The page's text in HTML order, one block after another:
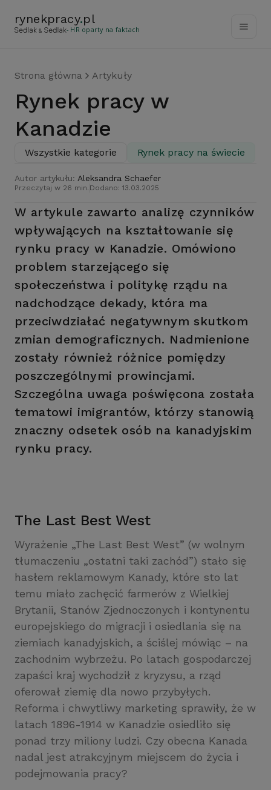
rynekpracy.pl
- HR oparty na faktach
Strona główna Artykuły
Rynek pracy w
Kanadzie
Wszystkie kategorie Rynek pracy na świecie
Autor artykułu: Aleksandra Schaefer
Przeczytaj w 26 min. Dodano: 13.03.2025
W artykule zawarto analizę czynników
wpływających na kształtowanie się
rynku pracy w Kanadzie. Omówiono
problem starzejącego się
społeczeństwa i politykę rządu na
nadchodzące dekady, która ma
przeciwdziałać negatywnym skutkom
zmian demograficznych. Nadmienione
zostały również różnice pomiędzy
poszczególnymi prowincjami.
Szczególna uwaga poświęcona została
tematowi imigrantów, którzy stanowią
znaczny odsetek osób na kanadyjskim
rynku pracy.
The Last Best West
Wyrażenie „The Last Best West” (w wolnym
tłumaczeniu „ostatni taki zachód”) stało się
hasłem reklamowym Kanady, które sto lat
temu miało zachęcić farmerów z Wielkiej
Brytanii, Stanów Zjednoczonych i kontynentu
europejskiego do migracji i osiedlania się na
ziemiach kanadyjskich, a ściślej mówiąc – na
zachodnim wybrzeżu. Po latach gospodarczej
zapaści kraj wychodził z kryzysu, a rząd
oferował ziemię dla nowo przybyłych.
Reforma i chwytliwy marketing sprawiły, że w
latach 1896-1914 w Kanadzie osiedliło się
ponad trzy miliony ludzi. Czy obecna Kanada
nadal jest atrakcyjnym miejscem do życia i
podejmowania pracy?